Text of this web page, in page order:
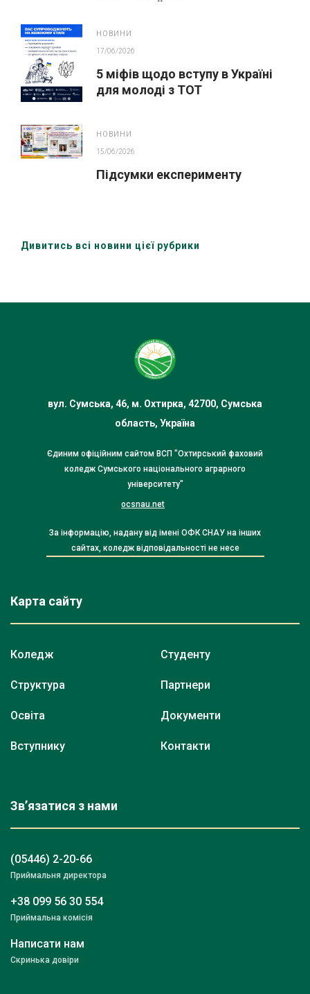
НОВИНИ
17/06/2026
5 міфів щодо вступу в Україні
для молоді з ТОТ
НОВИНИ
15/06/2026
Підсумки експерименту
Дивитись всі новини цієї рубрики
вул. Сумська, 46, м. Охтирка, 42700, Сумська
область, Україна
Єдиним офіційним сайтом ВСП "Охтирський фаховий
коледж Сумського національного аграрного
університету"
ocsnau.net
За інформацію, надану від імені ОФК СНАУ на інших
сайтах, коледж відповідальності не несе
Карта сайту
Коледж
Структура
Освіта
Вступнику
Студенту
Партнери
Документи
Контакти
Зв’язатися з нами
(05446) 2-20-66
Приймальня директора
+38 099 56 30 554
Приймальна комісія
Написати нам
Скринька довіри